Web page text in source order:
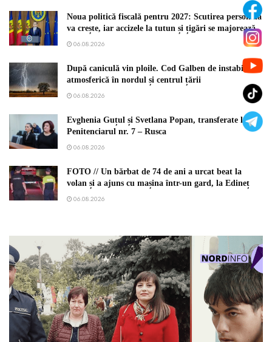
Noua politică fiscală pentru 2027: Scutirea personală
va crește, iar accizele la tutun și țigări se majorează
06.08.2026
După caniculă vin ploile. Cod Galben de instabilitate
atmosferică în nordul și centrul țării
06.08.2026
Evghenia Guțul și Svetlana Popan, transferate la
Penitenciarul nr. 7 – Rusca
06.08.2026
FOTO // Un bărbat de 74 de ani a urcat beat la
volan și a ajuns cu mașina într-un gard, la Edineț
06.08.2026